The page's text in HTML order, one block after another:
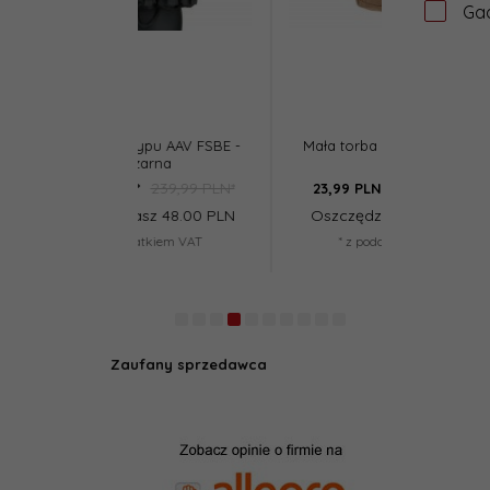
Mała torba zrzutowa - TAN
23,99 PLN*
29,99 PLN*
Oszczędzasz 6.00 PLN
Zaufany sprzedawca